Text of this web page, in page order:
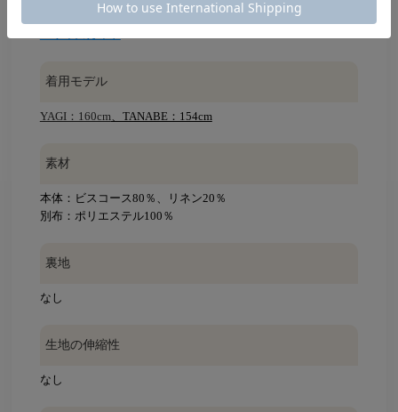
※平置きで採寸(ウエストとヒップは幅×2で記載)
着用モデル
YAGI：160cm、TANABE：154cm
素材
本体：ビスコース80％、リネン20％
別布：ポリエステル100％
裏地
なし
生地の伸縮性
なし